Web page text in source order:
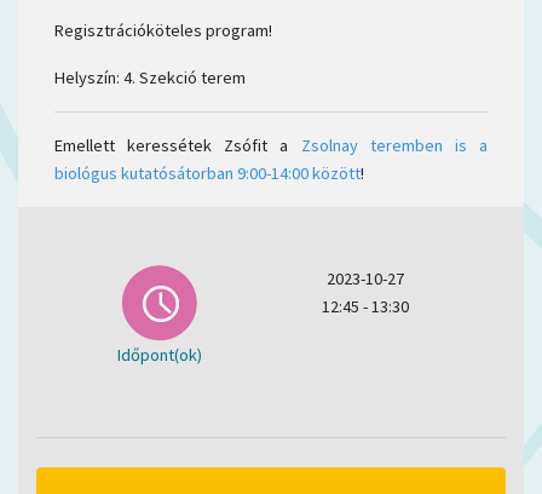
Regisztrációköteles program!
Helyszín: 4. Szekció terem
Emellett keressétek Zsófit a Zsolnay teremben is a
biológus kutatósátorban 9:00-14:00 között!
Időpont(ok)
2023-10-27
12:45 - 13:30